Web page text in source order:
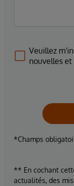
Veuillez
nouvelles
*Champs
** En cochant
actualités, des